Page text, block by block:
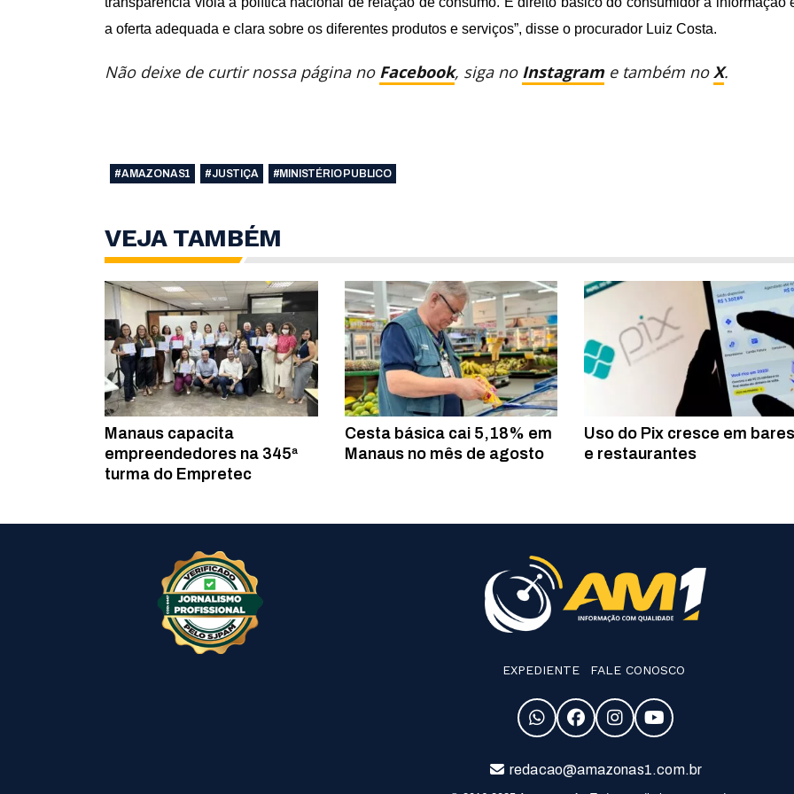
a oferta adequada e clara sobre os diferentes produtos e serviços”, disse o procurador Luiz Costa.
Não deixe de curtir nossa página no Facebook, siga no Instagram e também noX.
#AMAZONAS1 #JUSTIÇA #MINISTÉRIO PUBLICO
VEJA TAMBÉM
Manaus capacita
empreendedores na 345ª
turma do Empretec
Cesta básica cai 5,18% em
Manaus no mês de agosto
Uso do Pix cresce em
e restaurantes
EXPEDIENTE FALE CONOSCO
redacao@amazonas1.com.br